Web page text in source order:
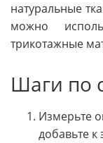
натуральные
можно
трикотажные
Шаги по
Измерьте
добавьте